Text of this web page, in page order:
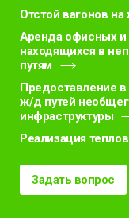
Отстой вагонов
Аренда офисных
находящихся в
путям
Предоставление
ж/д путей
инфраструктуры
Реализация
Задать вопрос